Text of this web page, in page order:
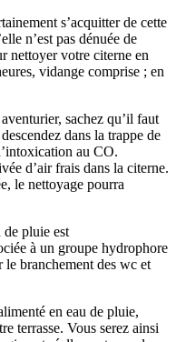
s’acquitter de cette
n’est pas dénuée de
nettoyer votre citerne en
vidange comprise ; en
sachez qu’il faut
dans la trappe de
au CO.
d’air frais dans la citerne.
le nettoyage pourra
pluie est
à un groupe hydrophore
branchement des wc et
en eau de pluie,
terrasse. Vous serez ainsi